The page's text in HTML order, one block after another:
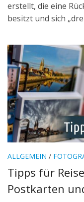
erstellt, die eine
besitzt und sich
ALLGEMEIN /
Tipps für
Postkarten